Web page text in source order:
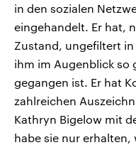
in den sozialen
eingehandelt. Er hat,
Zustand, ungefiltert in
ihm im Augenblick so
gegangen ist. Er hat
zahlreichen
Kathryn Bigelow mit
habe sie nur erhalten,